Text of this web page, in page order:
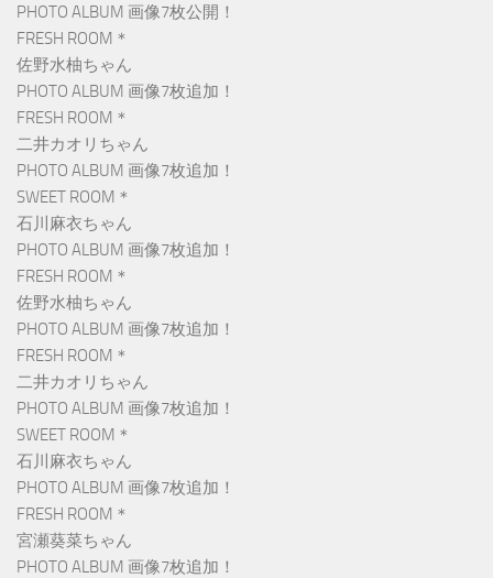
PHOTO ALBUM 画像7枚公開！
FRESH ROOM＊
佐野水柚ちゃん
PHOTO ALBUM 画像7枚追加！
FRESH ROOM＊
二井カオリちゃん
PHOTO ALBUM 画像7枚追加！
SWEET ROOM＊
石川麻衣ちゃん
PHOTO ALBUM 画像7枚追加！
FRESH ROOM＊
佐野水柚ちゃん
PHOTO ALBUM 画像7枚追加！
FRESH ROOM＊
二井カオリちゃん
PHOTO ALBUM 画像7枚追加！
SWEET ROOM＊
石川麻衣ちゃん
PHOTO ALBUM 画像7枚追加！
FRESH ROOM＊
宮瀬葵菜ちゃん
PHOTO ALBUM 画像7枚追加！